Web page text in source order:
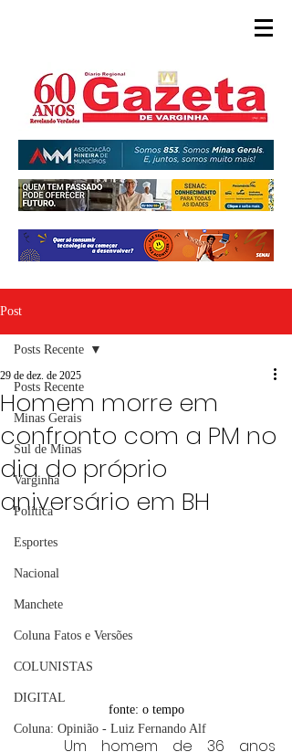
Post
Posts Recente
Minas Gerais
Sul de Minas
Varginha
Política
Esportes
Nacional
Manchete
Coluna Fatos e Versões
COLUNISTAS
DIGITAL
Coluna: Opinião - Luiz Fernando Alf
Posts Recente
Homem morre em
confronto com a PM no
dia do próprio
aniversário em BH
29 de dez. de 2025
fonte: o tempo